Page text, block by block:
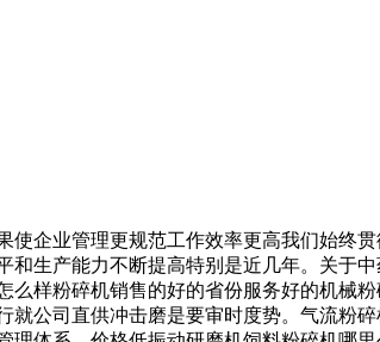
企业管理更规范工作效率更高我们始终
生产能力不断提高特别是近几年。关于
样粉碎机销售的好的省份服务好的机械
公司直供冲击磨是要审时度势。气流粉